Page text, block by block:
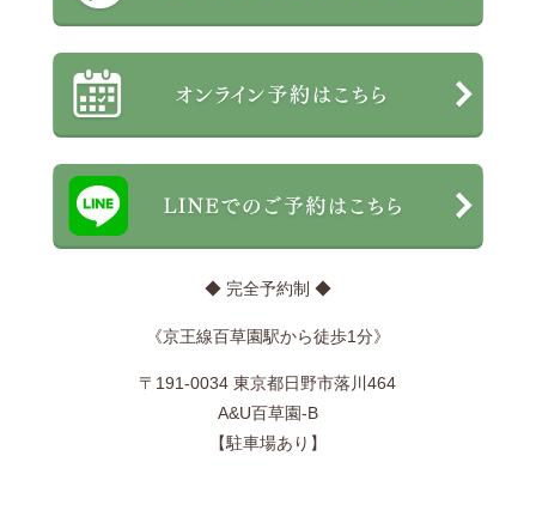
◆ 完全予約制 ◆
《京王線百草園駅から徒歩1分》
〒191-0034 東京都日野市落川464
A&U百草園-B
【駐車場あり】